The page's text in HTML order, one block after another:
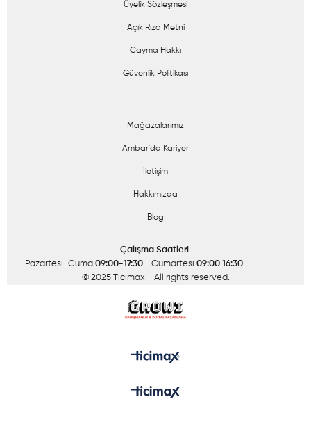
Üyelik Sözleşmesi
Açık Rıza Metni
Cayma Hakkı
Güvenlik Politikası
Mağazalarımız
Ambar'da Kariyer
İletişim
Hakkımızda
Blog
Çalışma Saatleri
Pazartesi-Cuma 09:00-17:30 Cumartesi 09:00 16:30
© 2025 Ticimax - All rights reserved.